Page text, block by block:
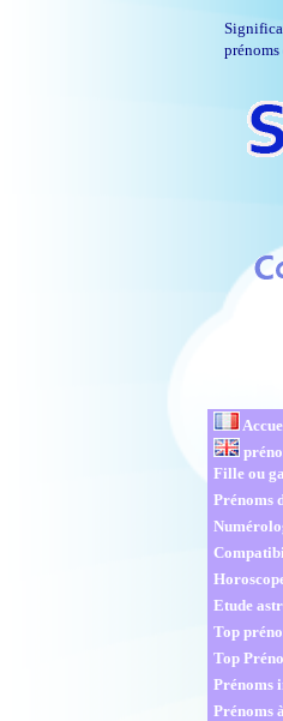
Fille ou
Prénoms
Etude
Top
Top
Prénoms
Prénoms